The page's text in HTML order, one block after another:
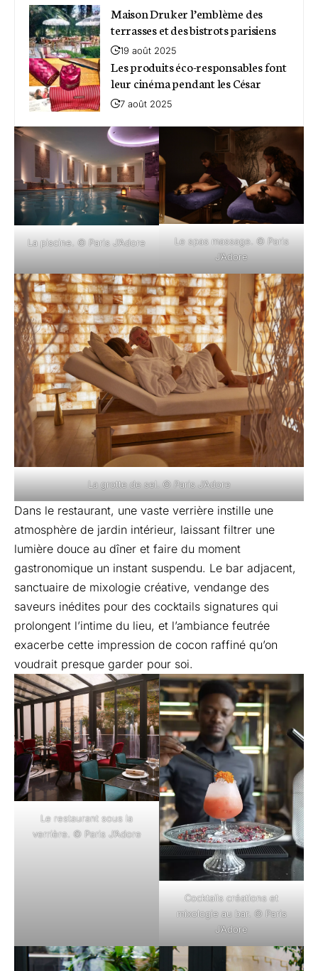
Maison Druker l’emblème des
terrasses et des bistrots parisiens
19 août 2025
Les produits éco-responsables font
leur cinéma pendant les César
7 août 2025
La piscine. © Paris J’Adore
Le spas massage. © Paris
J’Adore
La grotte de sel. © Paris J’Adore
Dans le restaurant, une vaste verrière instille une
atmosphère de jardin intérieur, laissant filtrer une
lumière douce au dîner et faire du moment
gastronomique un instant suspendu. Le bar adjacent,
sanctuaire de mixologie créative, vendange des
saveurs inédites pour des cocktails signatures qui
prolongent l’intime du lieu, et l’ambiance feutrée
exacerbe cette impression de cocon raffiné qu’on
voudrait presque garder pour soi.
Le restaurant sous la
verrière. © Paris J’Adore
Cocktails créations et
mixologie au bar. © Paris
J’Adore